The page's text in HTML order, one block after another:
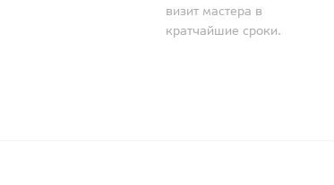
визит мастера в
кратчайшие сроки.